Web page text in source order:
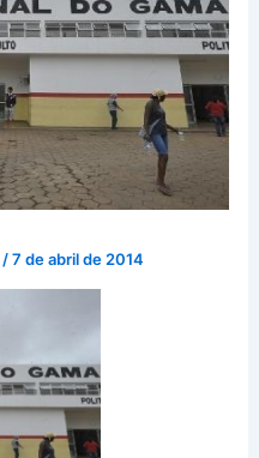
/7 de abril de 2014